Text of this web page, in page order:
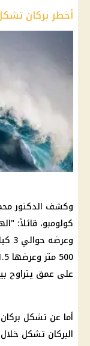
أخطر بركان
وكشف الدكتور
كولومبو، قائلاً:
على عمق يتراوح بين 15 و18 مترًا تحت مستوى سطح
أما عن تشكل
البركان تشكل